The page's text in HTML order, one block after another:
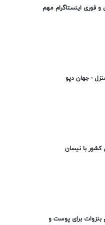
و فوری اینستاگرام مهم
- جهان دپو
با نیسان
برای پوست و